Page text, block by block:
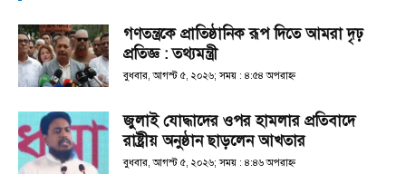
গণতন্ত্রকে প্রাতিষ্ঠানিক রূপ দিতে আমরা দৃঢ়
প্রতিজ্ঞ : তথ্যমন্ত্রী
বুধবার, আগস্ট ৫, ২০২৬; সময় : ৪:৫৪ অপরাহ্ণ
জুলাই যোদ্ধাদের ওপর হামলার প্রতিবাদে
রাষ্ট্রীয় অনুষ্ঠান ছাড়লেন আখতার
বুধবার, আগস্ট ৫, ২০২৬; সময় : ৪:৪৬ অপরাহ্ণ